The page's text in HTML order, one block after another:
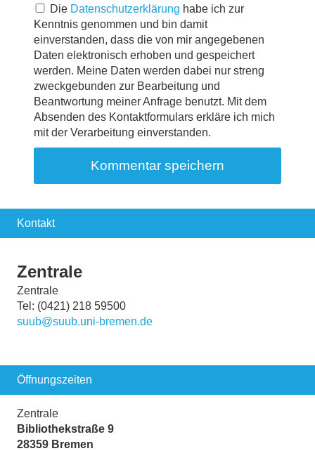
Die Datenschutzerklärung habe ich zur
Kenntnis genommen und bin damit
einverstanden, dass die von mir angegebenen
Daten elektronisch erhoben und gespeichert
werden. Meine Daten werden dabei nur streng
zweckgebunden zur Bearbeitung und
Beantwortung meiner Anfrage benutzt. Mit dem
Absenden des Kontaktformulars erkläre ich mich
mit der Verarbeitung einverstanden.
Kontakt
Zentrale
Zentrale
Tel: (0421) 218 59500
suub@suub.uni-bremen.de
Öffnungszeiten
Zentrale
Bibliothekstraße 9
28359 Bremen